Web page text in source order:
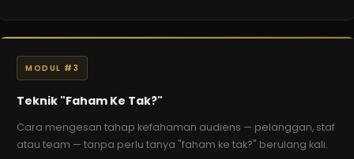
MODUL #3
Teknik "Faham Ke Tak?"
Cara mengesan tahap kefahaman audiens — pelanggan, staf
atau team — tanpa perlu tanya "faham ke tak?" berulang kali.